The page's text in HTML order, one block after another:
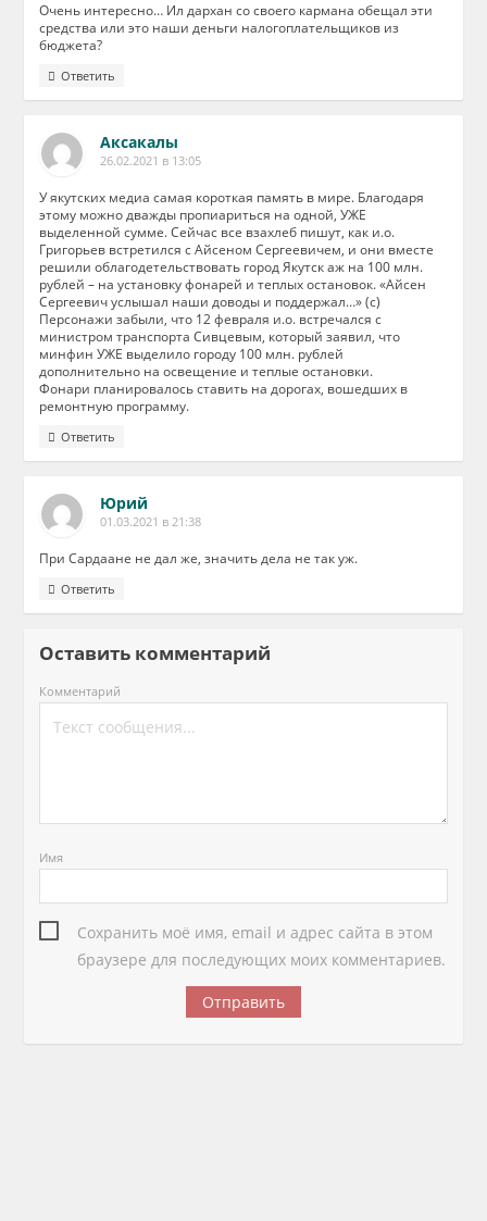
Очень интересно… Ил дархан со своего кармана обещал эти
средства или это наши деньги налогоплательщиков из
бюджета?
Ответить
Аксакалы
26.02.2021 в 13:05
У якутских медиа самая короткая память в мире. Благодаря
этому можно дважды пропиариться на одной, УЖЕ
выделенной сумме. Сейчас все взахлеб пишут, как и.о.
Григорьев встретился с Айсеном Сергеевичем, и они вместе
решили облагодетельствовать город Якутск аж на 100 млн.
рублей – на установку фонарей и теплых остановок. «Айсен
Сергеевич услышал наши доводы и поддержал…» (с)
Персонажи забыли, что 12 февраля и.о. встречался с
министром транспорта Сивцевым, который заявил, что
минфин УЖЕ выделило городу 100 млн. рублей
дополнительно на освещение и теплые остановки.
Фонари планировалось ставить на дорогах, вошедших в
ремонтную программу.
Ответить
Юрий
01.03.2021 в 21:38
При Сардаане не дал же, значить дела не так уж.
Ответить
Оставить комментарий
Комментарий
Имя
Сохранить моё имя, email и адрес сайта в этом
браузере для последующих моих комментариев.